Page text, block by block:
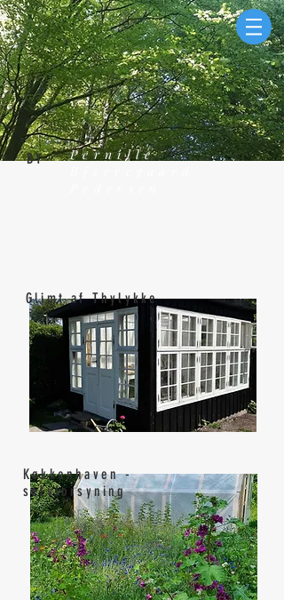
BY
Pernille
Glimt af Thylykke
Køkkenhaven -
selvforsyning